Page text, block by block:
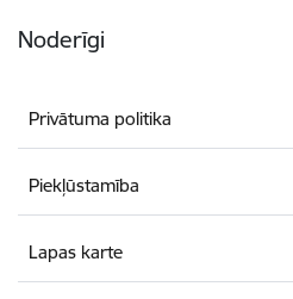
Noderīgi
Privātuma politika
Piekļūstamība
Lapas karte